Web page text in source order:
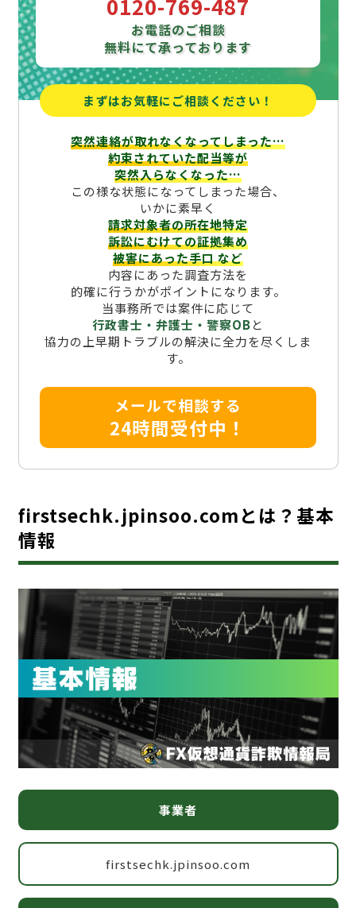
お電話のご相談
無料にて承っております
まずはお気軽にご相談ください！
突然連絡が取れなくなってしまった…
約束されていた配当等が
突然入らなくなった…
この様な状態になってしまった場合、
いかに素早く
請求対象者の所在地特定
訴訟にむけての証拠集め
被害にあった手口など
内容にあった調査方法を
的確に行うかがポイントになります。
当事務所では案件に応じて
行政書士・弁護士・警察OBと
協力の上早期トラブルの解決に全力を尽くしま
す。
メールで相談する
24時間受付中！
firstsechk.jpinsoo.comとは？基本
情報
事業者
firstsechk.jpinsoo.com